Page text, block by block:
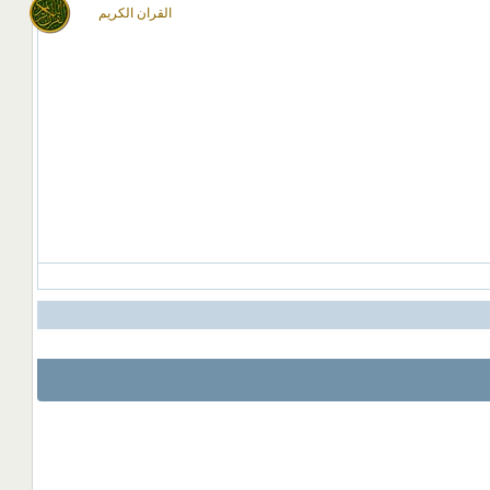
القران الكريم